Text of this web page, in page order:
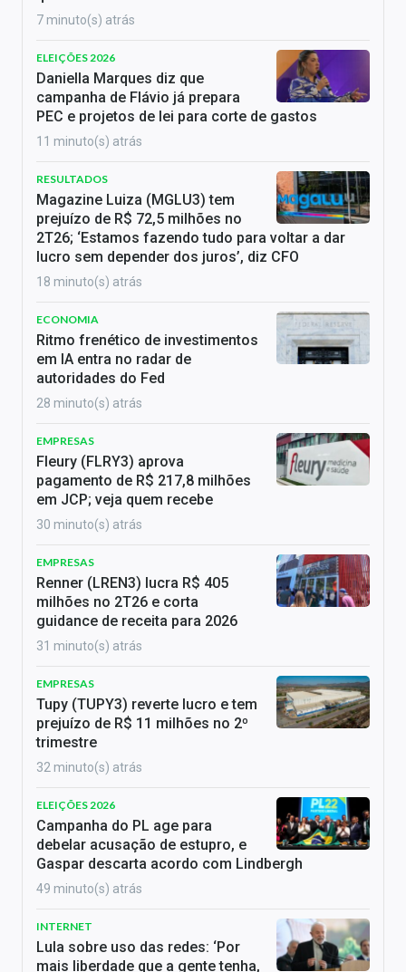
7 minuto(s) atrás
ELEIÇÕES 2026
Daniella Marques diz que
campanha de Flávio já prepara
PEC e projetos de lei para corte de gastos
11 minuto(s) atrás
RESULTADOS
Magazine Luiza (MGLU3) tem
prejuízo de R$ 72,5 milhões no
2T26; ‘Estamos fazendo tudo para voltar a dar
lucro sem depender dos juros’, diz CFO
18 minuto(s) atrás
ECONOMIA
Ritmo frenético de investimentos
em IA entra no radar de
autoridades do Fed
28 minuto(s) atrás
EMPRESAS
Fleury (FLRY3) aprova
pagamento de R$ 217,8 milhões
em JCP; veja quem recebe
30 minuto(s) atrás
EMPRESAS
Renner (LREN3) lucra R$ 405
milhões no 2T26 e corta
guidance de receita para 2026
31 minuto(s) atrás
EMPRESAS
Tupy (TUPY3) reverte lucro e tem
prejuízo de R$ 11 milhões no 2º
trimestre
32 minuto(s) atrás
ELEIÇÕES 2026
Campanha do PL age para
debelar acusação de estupro, e
Gaspar descarta acordo com Lindbergh
49 minuto(s) atrás
INTERNET
Lula sobre uso das redes: ‘Por
mais liberdade que a gente tenha,